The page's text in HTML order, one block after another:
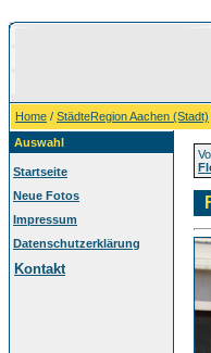
Home / StädteRegion Aachen (Stadt)
Auswahl
Startseite
Neue Fotos
Impressum
Datenschutzerklärung
Kontakt